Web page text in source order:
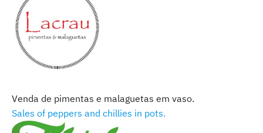
Venda de pimentas e malaguetas em vaso.
Sales of peppers and chillies in pots.